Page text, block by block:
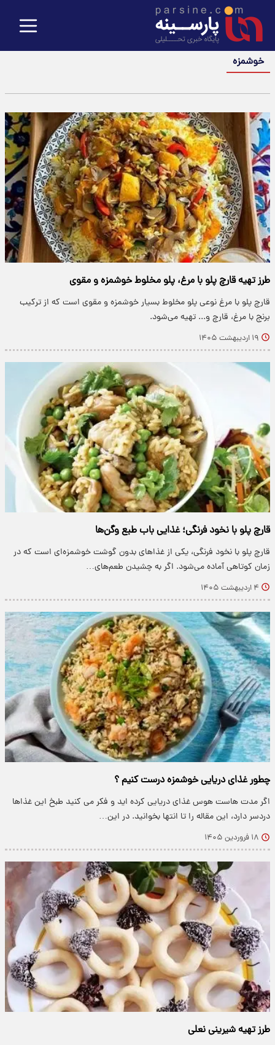
خوشمزه
طرز تهیه قارچ پلو با مرغ، پلو مخلوط خوشمزه و مقوی
قارچ پلو با مرغ نوعی پلو مخلوط بسیار خوشمزه و مقوی است که از ترکیب
برنج با مرغ، قارچ و... تهیه می‌شود.
۱۹ اردیبهشت ۱۴۰۵
قارچ پلو با نخود فرنگی؛ غذایی باب طبع وگن‌ها
قارچ پلو با نخود فرنگی، یکی از غذاهای بدون گوشت خوشمزه‌ای است که در
زمان کوتاهی آماده می‌شود. اگر به چشیدن طعم‌های…
۴ اردیبهشت ۱۴۰۵
چطور غذای دریایی خوشمزه درست کنیم ؟
اگر مدت هاست هوس غذای دریایی کرده اید و فکر می کنید طبخ این غذاها
دردسر دارد، این مقاله را تا انتها بخوانید. در این…
۱۸ فروردین ۱۴۰۵
طرز تهیه شیرینی نعلی